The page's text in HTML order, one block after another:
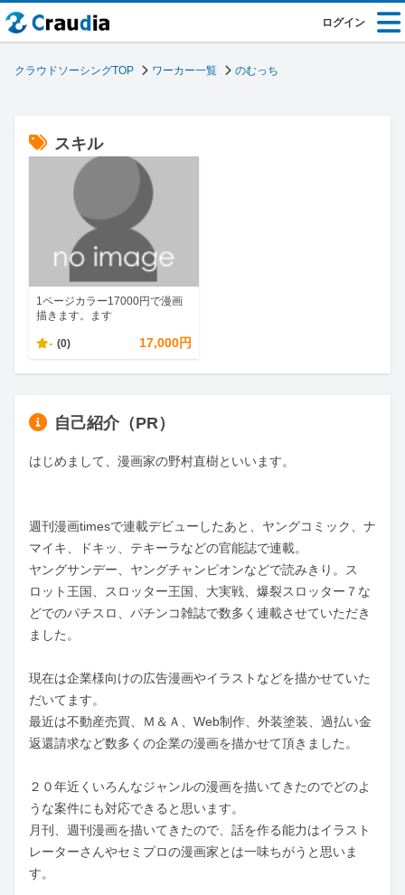
ログイン
クラウドソーシングTOP ワーカー一覧 のむっち
スキル
1ページカラー17000円で漫画
描きます。ます
- (0) 17,000円
自己紹介（PR）
はじめまして、漫画家の野村直樹といいます。
週刊漫画timesで連載デビューしたあと、ヤングコミック、ナ
マイキ、ドキッ、テキーラなどの官能誌で連載。
ヤングサンデー、ヤングチャンピオンなどで読みきり。ス
ロット王国、スロッター王国、大実戦、爆裂スロッター７な
どでのパチスロ、パチンコ雑誌で数多く連載させていただき
ました。
現在は企業様向けの広告漫画やイラストなどを描かせていた
だいてます。
最近は不動産売買、Ｍ＆Ａ、Web制作、外装塗装、過払い金
返還請求など数多くの企業の漫画を描かせて頂きました。
２０年近くいろんなジャンルの漫画を描いてきたのでどのよ
うな案件にも対応できると思います。
月刊、週刊漫画を描いてきたので、話を作る能力はイラスト
レーターさんやセミプロの漫画家とは一味ちがうと思いま
す。